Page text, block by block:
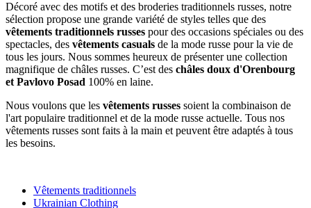
Décoré avec des motifs et des broderies traditionnels russes, notre
sélection propose une grande variété de styles telles que des
vêtements traditionnels russes pour des occasions spéciales ou des
spectacles, des vêtements casuals de la mode russe pour la vie de
tous les jours. Nous sommes heureux de présenter une collection
magnifique de châles russes. C’est des châles doux d'Orenbourg
et Pavlovo Posad 100% en laine.
Nous voulons que les vêtements russes soient la combinaison de
l'art populaire traditionnel et de la mode russe actuelle. Tous nos
vêtements russes sont faits à la main et peuvent être adaptés à tous
les besoins.
Vêtements traditionnels
Ukrainian Clothing